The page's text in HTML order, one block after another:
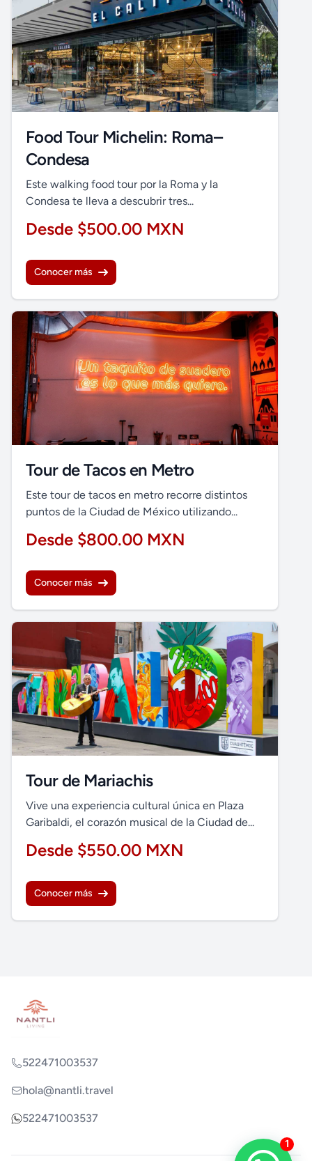
Food Tour Michelin: Roma–
Condesa
Este walking food tour por la Roma y la
Condesa te lleva a descubrir tres...
Desde $500.00 MXN
Conocer más
Tour de Tacos en Metro
Este tour de tacos en metro recorre distintos
puntos de la Ciudad de México utilizando...
Desde $800.00 MXN
Conocer más
Tour de Mariachis
Vive una experiencia cultural única en Plaza
Garibaldi, el corazón musical de la Ciudad de...
Desde $550.00 MXN
Conocer más
522471003537
hola@nantli.travel
522471003537